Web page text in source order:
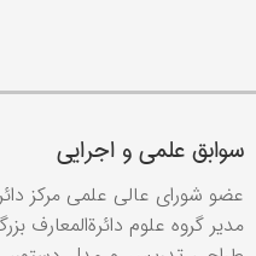
سوابق علمی و اجرایی
عضو شورای عالی علمی مرکز
مدیر گروه علوم دائرةالمعارف